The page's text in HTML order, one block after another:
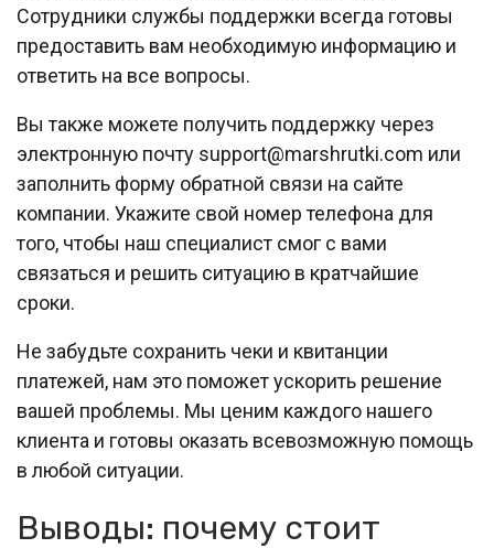
Сотрудники службы поддержки всегда готовы
предоставить вам необходимую информацию и
ответить на все вопросы.
Вы также можете получить поддержку через
электронную почту support@marshrutki.com или
заполнить форму обратной связи на сайте
компании. Укажите свой номер телефона для
того, чтобы наш специалист смог с вами
связаться и решить ситуацию в кратчайшие
сроки.
Не забудьте сохранить чеки и квитанции
платежей, нам это поможет ускорить решение
вашей проблемы. Мы ценим каждого нашего
клиента и готовы оказать всевозможную помощь
в любой ситуации.
Выводы: почему стоит